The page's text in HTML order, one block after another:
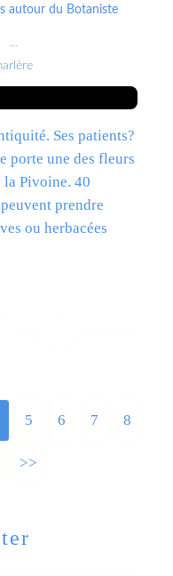
autour du Botaniste
Ses patients?
porte une des fleurs
la Pivoine. 40
prendre
ou herbacées
5 6 7 8
>>